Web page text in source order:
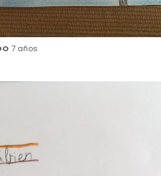
7 años